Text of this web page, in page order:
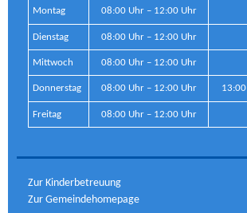
Montag 08:00 Uhr – 12:00 Uhr
Dienstag 08:00 Uhr – 12:00 Uhr
Mittwoch 08:00 Uhr – 12:00 Uhr
Donnerstag 08:00 Uhr – 12:00 Uhr
Freitag 08:00 Uhr – 12:00 Uhr
Zur Kinderbetreuung
Zur Gemeindehomepage